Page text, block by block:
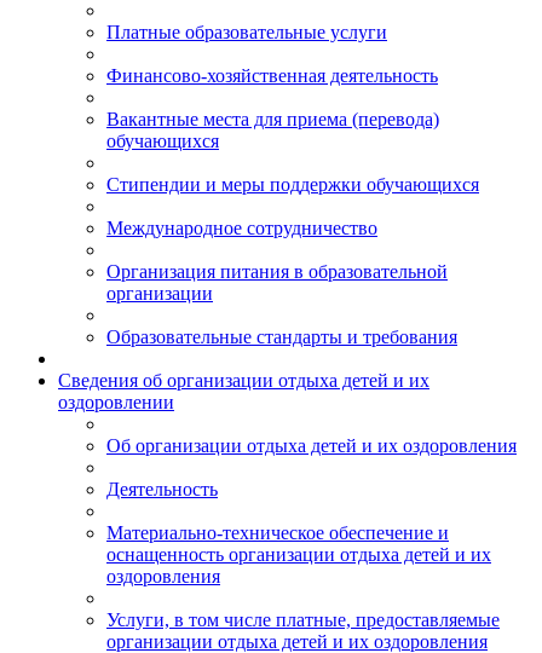
Платные образовательные услуги
Финансово-хозяйственная деятельность
Вакантные места для приема (перевода)
обучающихся
Стипендии и меры поддержки обучающихся
Международное сотрудничество
Организация питания в образовательной
организации
Образовательные стандарты и требования
Сведения об организации отдыха детей и их
оздоровлении
Об организации отдыха детей и их оздоровления
Деятельность
Материально-техническое обеспечение и
оснащенность организации отдыха детей и их
оздоровления
Услуги, в том числе платные, предоставляемые
организации отдыха детей и их оздоровления